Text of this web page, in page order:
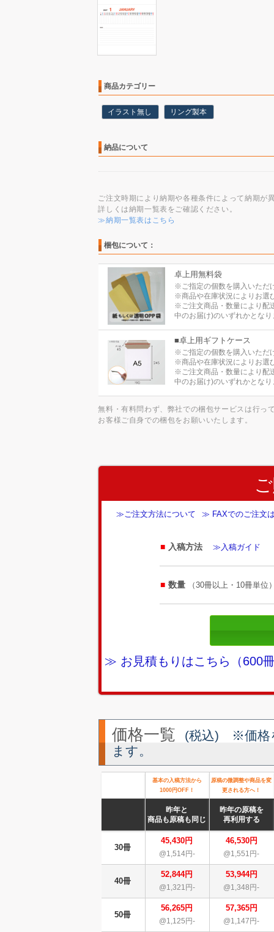
商品カテゴリー
イラスト無し リング製本
納品について
ご注文時期により納期や各種条件によって納期が
詳しくは納期一覧表をご確認ください。
≫納期一覧表はこちら
梱包について：
卓上用無料袋
※ご指定の個数を購入いただ
※商品や在庫状況によりお選
※ご注文商品・数量により配
中のお届け)のいずれかとなり
■卓上用ギフトケース
※ご指定の個数を購入いただ
※商品や在庫状況によりお選
※ご注文商品・数量により配
中のお届け)のいずれかとなり
無料・有料問わず、弊社での梱包サービスは行っ
お客様ご自身での梱包をお願いいたします。
≫ご注文方法について ≫ FAXでのご注文
入稿方法 ≫入稿ガイド
数量 （30冊以上・10冊単位
≫ お見積もりはこちら（600
価格一覧
(税込) ※価格
ます。
基本の入稿方法から
1000円OFF！
原稿の微調整や商品を変
更される方へ！
昨年と
商品も原稿も同じ
昨年の原稿を
再利用する
30冊
45,430円
@1,514円-
46,530円
@1,551円-
40冊
52,844円
@1,321円-
53,944円
@1,348円-
50冊
56,265円
@1,125円-
57,365円
@1,147円-